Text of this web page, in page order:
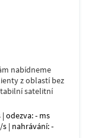
nabídneme
z oblastí bez
satelitní
odezva: - ms
| nahrávání: -